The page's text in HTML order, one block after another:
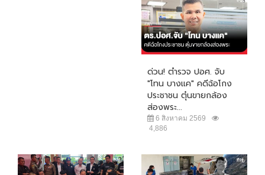
ด่วน! ตำรวจ ปอศ. จับ
"โทน บางแค" คดีฉ้อโกง
ประชาชน ตุ๋นขายกล้อง
ส่องพระ...
6 สิงหาคม 2569
4,886